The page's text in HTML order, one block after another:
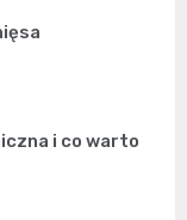
i co warto